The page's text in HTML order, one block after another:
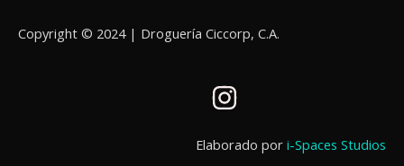
Copyright © 2024 | Droguería Ciccorp, C.A.
I
s
Elaborado por i-Spaces Studios